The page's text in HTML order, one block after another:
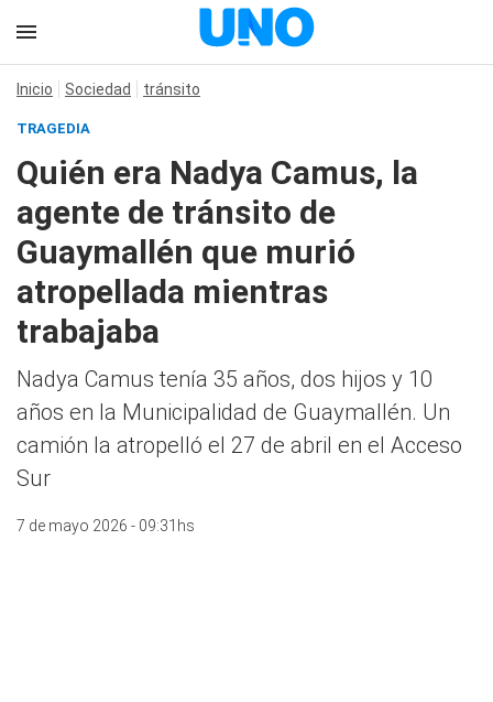
Inicio Sociedad tránsito
TRAGEDIA
Quién era Nadya Camus, la
agente de tránsito de
Guaymallén que murió
atropellada mientras
trabajaba
Nadya Camus tenía 35 años, dos hijos y 10
años en la Municipalidad de Guaymallén. Un
camión la atropelló el 27 de abril en el Acceso
Sur
7 de mayo 2026 - 09:31hs